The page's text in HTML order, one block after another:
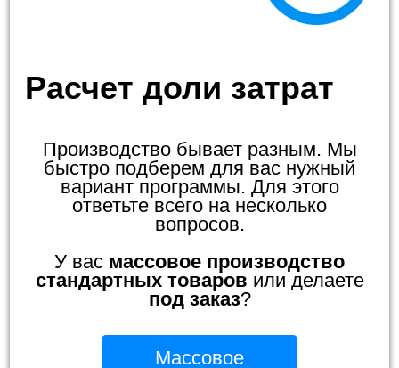
Расчет доли затрат
Производство бывает разным. Мы
быстро подберем для вас нужный
вариант программы. Для этого
ответьте всего на несколько
вопросов.
У вас массовое производство
стандартных товаров или делаете
под заказ?
Массовое